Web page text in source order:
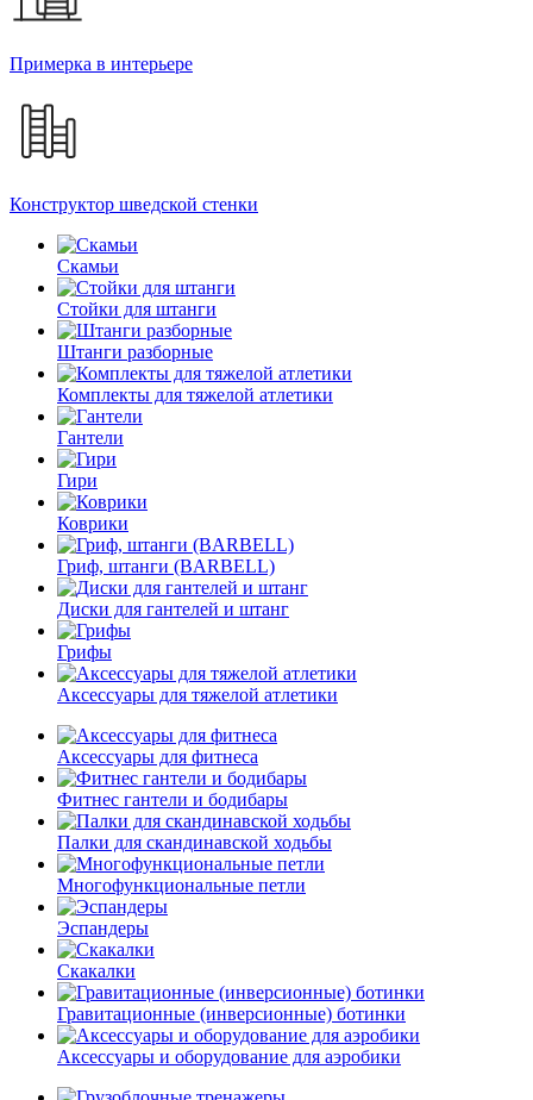
Примерка в интерьере
Конструктор шведской стенки
Скамьи
Стойки для штанги
Штанги разборные
Комплекты для тяжелой атлетики
Гантели
Гири
Коврики
Гриф, штанги (BARBELL)
Диски для гантелей и штанг
Грифы
Аксессуары для тяжелой атлетики
Аксессуары для фитнеса
Фитнес гантели и бодибары
Палки для скандинавской ходьбы
Многофункциональные петли
Эспандеры
Скакалки
Гравитационные (инверсионные) ботинки
Аксессуары и оборудование для аэробики